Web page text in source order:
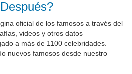
oficial de los famosos a través del
videos y otros datos
a más de 1100 celebridades.
nuevos famosos desde nuestro